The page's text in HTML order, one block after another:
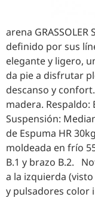
arena
definido por sus
elegante y ligero,
da pie a disfrutar
descanso y
madera. Respaldo:
Suspensión:
de Espuma HR
moldeada en frío
B.1 y brazo B.2.
a la izquierda
y pulsadores color